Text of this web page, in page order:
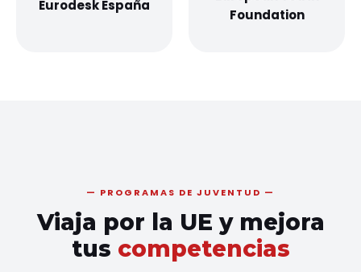
Eurodesk España
Foundation
PROGRAMAS DE JUVENTUD
Viaja por la UE y mejora
tus competencias